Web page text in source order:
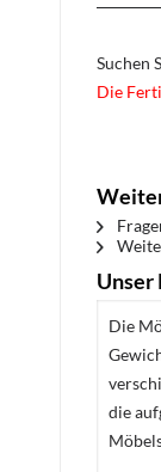
Suchen
Die
Unser
Die
die